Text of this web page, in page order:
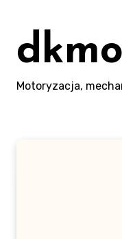
content
Motoryzacja,